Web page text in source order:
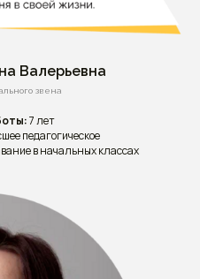
Валерьевна
звена
7 лет
педагогическое
в начальных классах